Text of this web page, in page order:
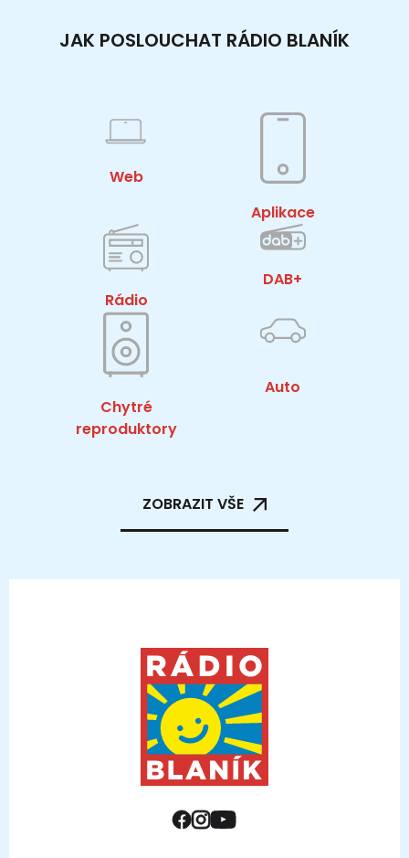
JAK POSLOUCHAT RÁDIO BLANÍK
Web
Aplikace
Rádio
DAB+
Chytré
reproduktory
Auto
ZOBRAZIT VŠE